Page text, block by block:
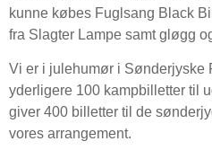
kunne købes Fuglsang Black
fra Slagter Lampe samt gløgg
Vi er i julehumør i Sønderjyske
yderligere 100 kampbilletter til
giver 400 billetter til de
vores arrangement.